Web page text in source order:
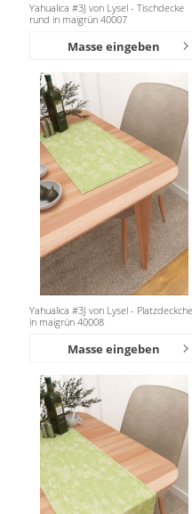
Yahualica #3J von Lysel - Tischdecke
rund in maigrün 40007
Masse eingeben
Yahualica #3J von Lysel -
in maigrün 40008
Masse eingeben